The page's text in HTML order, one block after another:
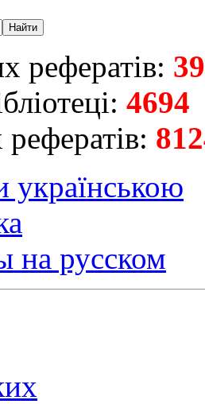
рефератів:
4694
українською
на русском